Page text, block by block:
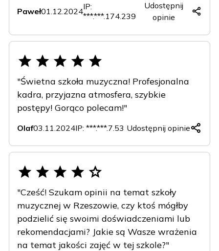
Paweł01.12.2024IP:
***.***.174.239
Facebook
X
(Twitter)
LinkedIn
Udostępnij
opinie
"Świetna szkoła muzyczna! Profesjonalna
kadra, przyjazna atmosfera, szybkie
postępy! Gorąco polecam!"
Olaf03.11.2024IP: ***.***.7.53
Copy Facebook
X
(Twitter)
LinkedInUdostępnij opinie
"Cześć! Szukam opinii na temat szkoły
muzycznej w Rzeszowie, czy ktoś mógłby
podzielić się swoimi doświadczeniami lub
rekomendacjami? Jakie są Wasze wrażenia
na temat jakości zajęć w tej szkole?"